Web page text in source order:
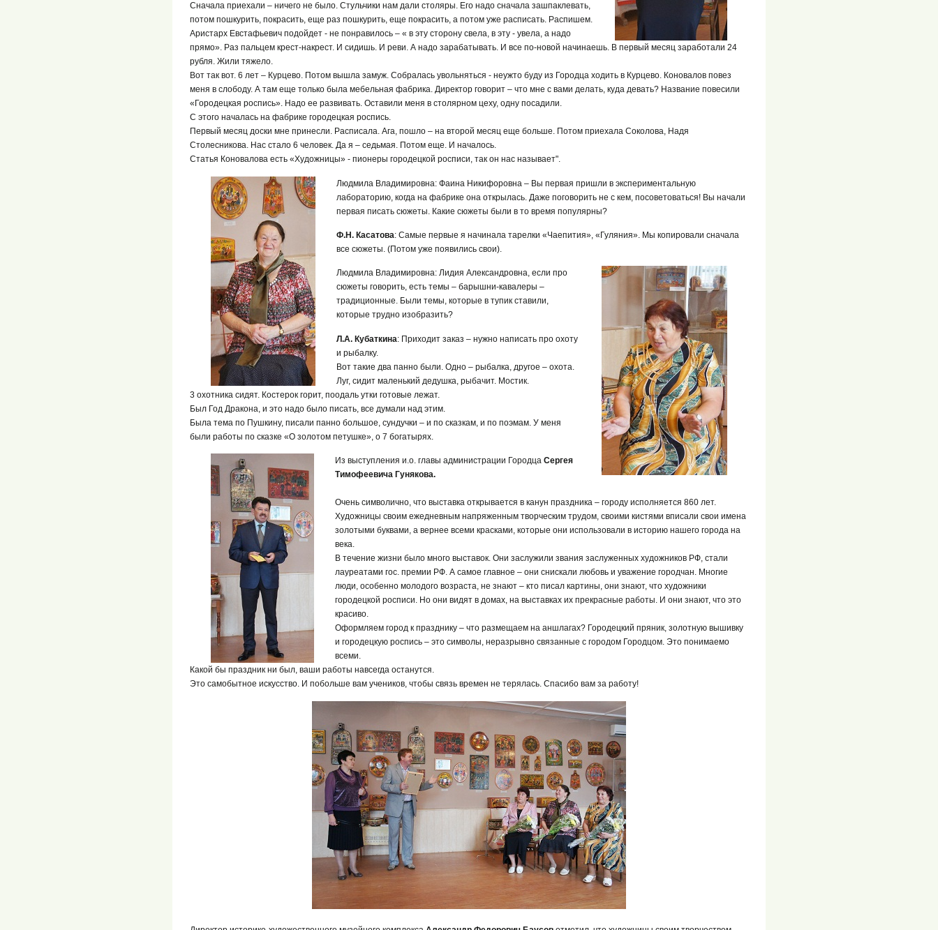
Сначала приехали – ничего не было. Стульчики нам дали столяры. Его надо сначала зашпаклевать,
потом пошкурить, покрасить, еще раз пошкурить, еще покрасить, а потом уже расписать. Распишем.
Аристарх Евстафьевич подойдет - не понравилось – « в эту сторону свела, в эту - увела, а надо
прямо». Раз пальцем крест-накрест. И сидишь. И реви. А надо зарабатывать. И все по-новой начинаешь. В первый месяц заработали 24
рубля. Жили тяжело.
Вот так вот. 6 лет – Курцево. Потом вышла замуж. Собралась увольняться - неужто буду из Городца ходить в Курцево. Коновалов повез
меня в слободу. А там еще только была мебельная фабрика. Директор говорит – что мне с вами делать, куда девать? Название повесили
«Городецкая роспись». Надо ее развивать. Оставили меня в столярном цеху, одну посадили.
С этого началась на фабрике городецкая роспись.
Первый месяц доски мне принесли. Расписала. Ага, пошло – на второй месяц еще больше. Потом приехала Соколова, Надя
Столесникова. Нас стало 6 человек. Да я – седьмая. Потом еще. И началось.
Статья Коновалова есть «Художницы» - пионеры городецкой росписи, так он нас называет".
Людмила Владимировна: Фаина Никифоровна – Вы первая пришли в экспериментальную
лабораторию, когда на фабрике она открылась. Даже поговорить не с кем, посоветоваться! Вы начали
первая писать сюжеты. Какие сюжеты были в то время популярны?
Ф.Н. Касатова: Самые первые я начинала тарелки «Чаепития», «Гуляния». Мы копировали сначала
все сюжеты. (Потом уже появились свои).
Людмила Владимировна: Лидия Александровна, если про
сюжеты говорить, есть темы – барышни-кавалеры –
традиционные. Были темы, которые в тупик ставили,
которые трудно изобразить?
Л.А. Кубаткина: Приходит заказ – нужно написать про охоту
и рыбалку.
Вот такие два панно были. Одно – рыбалка, другое – охота.
Луг, сидит маленький дедушка, рыбачит. Мостик.
3 охотника сидят. Костерок горит, поодаль утки готовые лежат.
Был Год Дракона, и это надо было писать, все думали над этим.
Была тема по Пушкину, писали панно большое, сундучки – и по сказкам, и по поэмам. У меня
были работы по сказке «О золотом петушке», о 7 богатырях.
Из выступления и.о. главы администрации Городца Сергея
Тимофеевича Гунякова.
Очень символично, что выставка открывается в канун праздника – городу исполняется 860 лет.
Художницы своим ежедневным напряженным творческим трудом, своими кистями вписали свои имена
золотыми буквами, а вернее всеми красками, которые они использовали в историю нашего города на
века.
В течение жизни было много выставок. Они заслужили звания заслуженных художников РФ, стали
лауреатами гос. премии РФ. А самое главное – они снискали любовь и уважение городчан. Многие
люди, особенно молодого возраста, не знают – кто писал картины, они знают, что художники
городецкой росписи. Но они видят в домах, на выставках их прекрасные работы. И они знают, что это
красиво.
Оформляем город к празднику – что размещаем на аншлагах? Городецкий пряник, золотную вышивку
и городецкую роспись – это символы, неразрывно связанные с городом Городцом. Это понимаемо
всеми.
Какой бы праздник ни был, ваши работы навсегда останутся.
Это самобытное искусство. И побольше вам учеников, чтобы связь времен не терялась. Спасибо вам за работу!